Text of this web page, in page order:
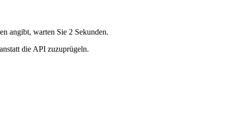
angibt, warten Sie 2 Sekunden.
die API zuzuprügeln.